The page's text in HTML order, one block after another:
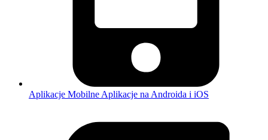
Aplikacje Mobilne Aplikacje na Androida i iOS